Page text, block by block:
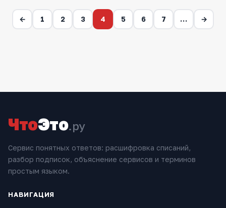
← 1 2 3 4 5 6 7 … →
ЧтоЭто.ру
Сервис понятных ответов: расшифровка списаний,
разбор подписок, объяснение сервисов и терминов
простым языком.
НАВИГАЦИЯ